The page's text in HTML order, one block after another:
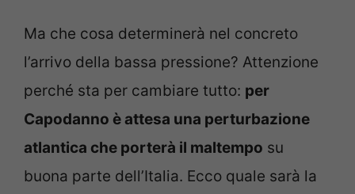
Ma che cosa determinerà nel concreto
l’arrivo della bassa pressione? Attenzione
perché sta per cambiare tutto: per
Capodanno è attesa una perturbazione
atlantica che porterà il maltempo su
buona parte dell’Italia. Ecco quale sarà la